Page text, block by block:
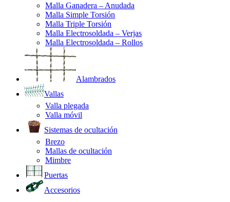
Malla Ganadera – Anudada
Malla Simple Torsión
Malla Triple Torsión
Malla Electrosoldada – Verjas
Malla Electrosoldada – Rollos
Alambrados
Vallas
Valla plegada
Valla móvil
Sistemas de ocultación
Brezo
Mallas de ocultación
Mimbre
Puertas
Accesorios